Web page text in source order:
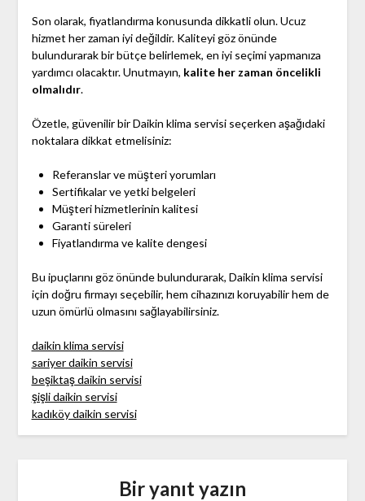
Son olarak, fiyatlandırma konusunda dikkatli olun. Ucuz
hizmet her zaman iyi değildir. Kaliteyi göz önünde
bulundurarak bir bütçe belirlemek, en iyi seçimi yapmanıza
yardımcı olacaktır. Unutmayın, kalite her zaman öncelikli
olmalıdır.
Özetle, güvenilir bir Daikin klima servisi seçerken aşağıdaki
noktalara dikkat etmelisiniz:
Referanslar ve müşteri yorumları
Sertifikalar ve yetki belgeleri
Müşteri hizmetlerinin kalitesi
Garanti süreleri
Fiyatlandırma ve kalite dengesi
Bu ipuçlarını göz önünde bulundurarak, Daikin klima servisi
için doğru firmayı seçebilir, hem cihazınızı koruyabilir hem de
uzun ömürlü olmasını sağlayabilirsiniz.
daikin klima servisi
sariyer daikin servisi
beşiktaş daikin servisi
şişli daikin servisi
kadıköy daikin servisi
Bir yanıt yazın